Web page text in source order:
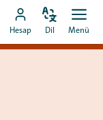
MyCOA
hesabına
Hesap
Dili
Dil
Aç
Menü